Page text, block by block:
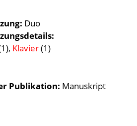
Duo
Klavier(1)
Publikation Manuskript